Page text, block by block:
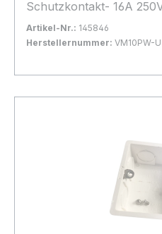
Schutzkontakt- 16A
entspricht IEC 60884-1,
1,5–2,5 mm2- gegen
Artikel-Nr.: 145846
Herstellernummer: VM10PW-U
In den Warenkorb